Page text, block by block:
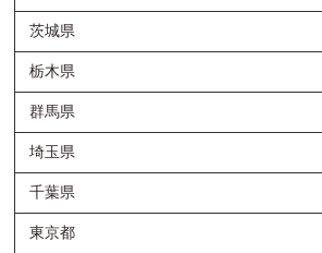
茨城県
栃木県
群馬県
埼玉県
千葉県
東京都